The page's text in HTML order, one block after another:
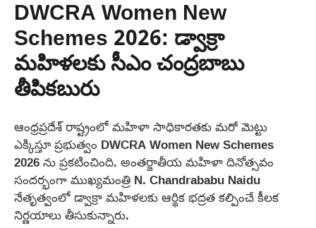
DWCRA Women New
Schemes 2026: డ్వాక్రా
మహిళలకు సీఎం చంద్రబాబు
తీపికబురు
ఆంధ్రప్రదేశ్ రాష్ట్రంలో మహిళా సాధికారతకు మరో మెట్టు
ఎక్కిస్తూ ప్రభుత్వం DWCRA Women New Schemes
2026 ను ప్రకటించింది. అంతర్జాతీయ మహిళా దినోత్సవం
సందర్భంగా ముఖ్యమంత్రి N. Chandrababu Naidu
నేతృత్వంలో డ్వాక్రా మహిళలకు ఆర్థిక భద్రత కల్పించే కీలక
నిర్ణయాలు తీసుకున్నారు.